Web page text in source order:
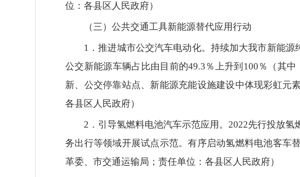
位：各县区人民政府）
（三）公共交通工具新能源替代应用行动
1．推进城市公交汽车电动化。持续加大我市新能
公交新能源车辆占比由目前的49.3％上升到100％（其
新、公交停靠站点、新能源充能设施建设中体现彩虹元
各县区人民政府）
2．引导氢燃料电池汽车示范应用。2022先行投放
务出行等领域开展试点示范。有序启动氢燃料电池客车
革委、市交通运输局；责任单位：各县区人民政府）